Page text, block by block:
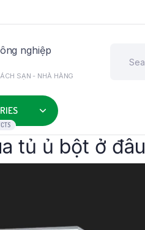
SẠN - NHÀ HÀNG
tủ ủ bột ở đâu